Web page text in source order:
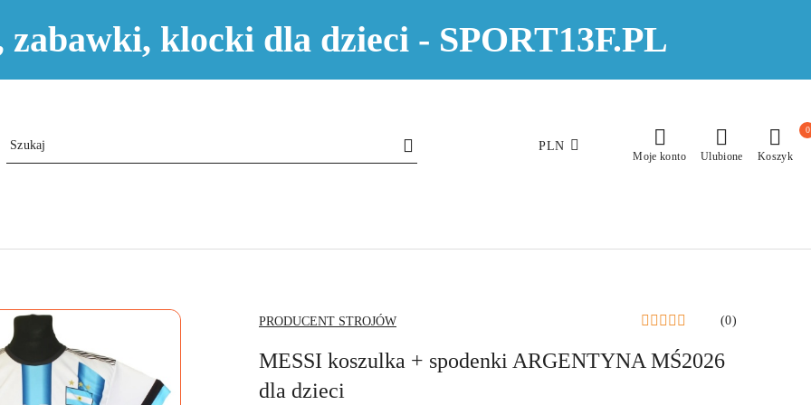
zabawki, klocki dla dzieci - SPORT13F.PL
PLN
Moje konto Ulubione Koszyk
0
NAZWA
PRODUCENTA:
PRODUCENT STROJÓW (0)
MESSI koszulka + spodenki ARGENTYNA MŚ2026
dla dzieci